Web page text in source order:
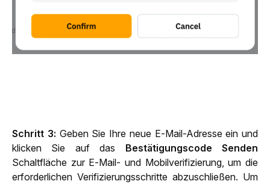
Schritt 3: Geben Sie Ihre neue E-Mail-Adresse ein und
klicken Sie auf das
Schaltfläche zur E-Mail- und Mobilverifizierung, um die
erforderlichen Verifizierungsschritte abzuschließen. Um